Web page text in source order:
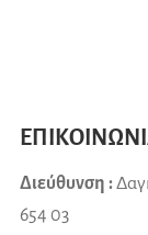
Διεύθυνση :
654 03